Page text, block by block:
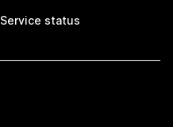
Service status